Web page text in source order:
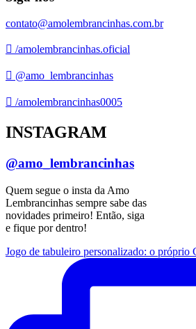
contato@amolembrancinhas.com.br
/amolembrancinhas.oficial
@amo_lembrancinhas
/amolembrancinhas0005
INSTAGRAM
@amo_lembrancinhas
Quem segue o insta da Amo
Lembrancinhas sempre sabe das
novidades primeiro! Então, siga
e fique por dentro!
Jogo de tabuleiro personalizado: o próprio